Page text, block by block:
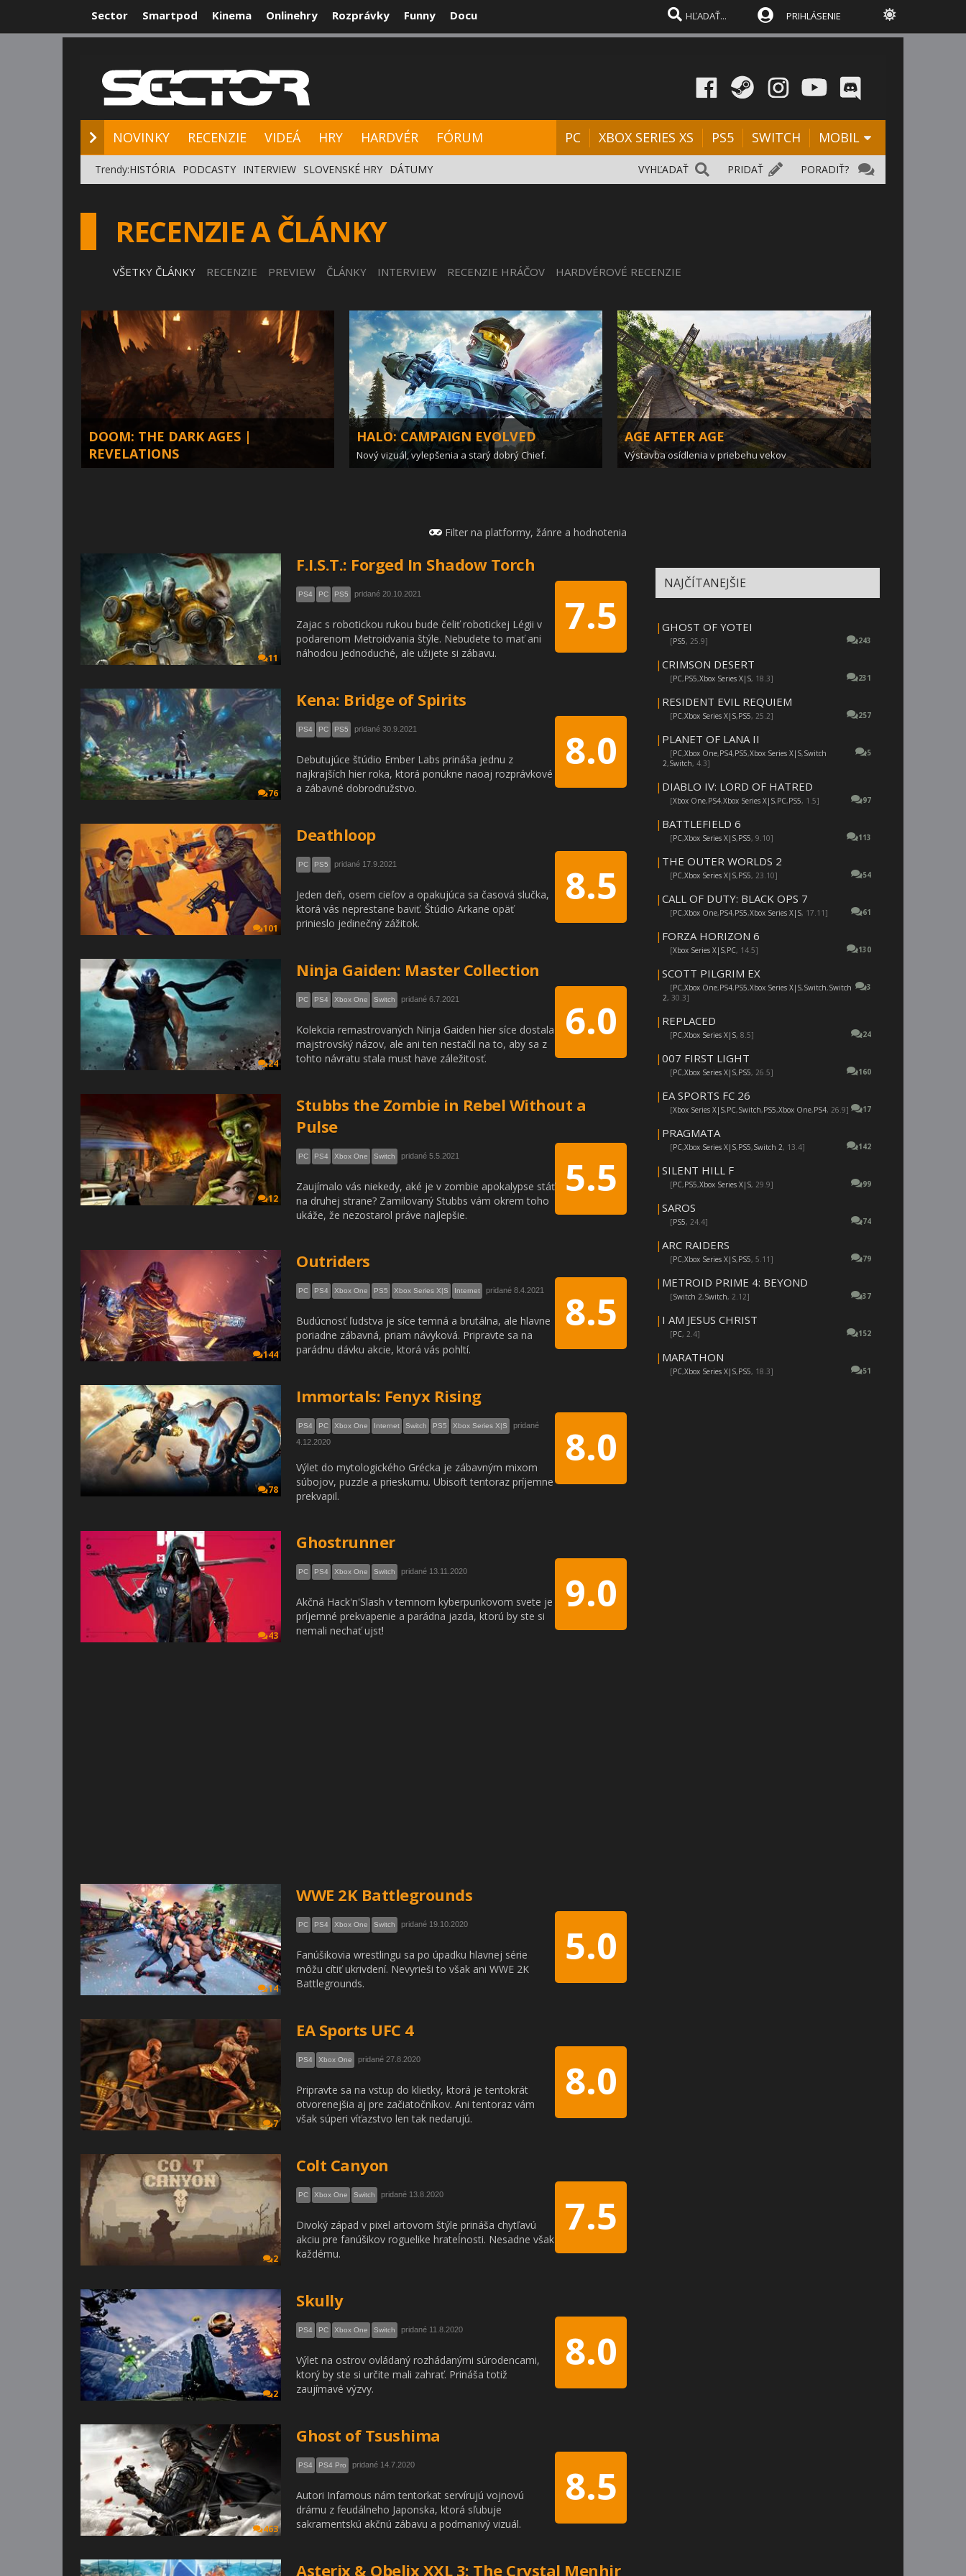
Sector Smartpod Kinema Onlinehry Rozprávky Funny Docu PRIHLÁSENIE
NOVINKY RECENZIE VIDEÁ HRY HARDVÉR FÓRUM PC XBOX SERIES XS PS5 SWITCH MOBIL
PORADIŤ?
PRIDAŤ
VYHĽADAŤ
Trendy:HISTÓRIA PODCASTY INTERVIEW SLOVENSKÉ HRY DÁTUMY
RECENZIE A ČLÁNKY
VŠETKY ČLÁNKY RECENZIE PREVIEW ČLÁNKY INTERVIEW RECENZIE HRÁČOV HARDVÉROVÉ RECENZIE
DOOM: THE DARK AGES |
REVELATIONS
Toto leto zamrzlo peklo
HALO: CAMPAIGN EVOLVED
Nový vizuál, vylepšenia a starý dobrý Chief.
AGE AFTER AGE
Výstavba osídlenia v priebehu vekov
Filter na platformy, žánre a hodnotenia
11
F.I.S.T.: Forged In Shadow Torch
7.5
PS4 PC PS5 pridané 20.10.2021
Zajac s robotickou rukou bude čeliť robotickej Légii v
podarenom Metroidvania štýle. Nebudete to mať ani
náhodou jednoduché, ale užijete si zábavu.
76
Kena: Bridge of Spirits
8.0
PS4 PC PS5 pridané 30.9.2021
Debutujúce štúdio Ember Labs prináša jednu z
najkrajších hier roka, ktorá ponúkne naoaj rozprávkové
a zábavné dobrodružstvo.
101
Deathloop
8.5
PC PS5 pridané 17.9.2021
Jeden deň, osem cieľov a opakujúca sa časová slučka,
ktorá vás neprestane baviť. Štúdio Arkane opäť
prinieslo jedinečný zážitok.
24
Ninja Gaiden: Master Collection
6.0
PC PS4 Xbox One Switch pridané 6.7.2021
Kolekcia remastrovaných Ninja Gaiden hier síce dostala
majstrovský názov, ale ani ten nestačil na to, aby sa z
tohto návratu stala must have záležitosť.
12
Stubbs the Zombie in Rebel Without a
Pulse
5.5
PC PS4 Xbox One Switch pridané 5.5.2021
Zaujímalo vás niekedy, aké je v zombie apokalypse stáť
na druhej strane? Zamilovaný Stubbs vám okrem toho
ukáže, že nezostarol práve najlepšie.
144
Outriders
8.5
PC PS4 Xbox One PS5 Xbox Series X|S Internet pridané 8.4.2021
Budúcnosť ľudstva je síce temná a brutálna, ale hlavne
poriadne zábavná, priam návyková. Pripravte sa na
parádnu dávku akcie, ktorá vás pohltí.
78
Immortals: Fenyx Rising
8.0
PS4 PC Xbox One Internet Switch PS5 Xbox Series X|S
pridané
4.12.2020
Výlet do mytologického Grécka je zábavným mixom
súbojov, puzzle a prieskumu. Ubisoft tentoraz príjemne
prekvapil.
43
Ghostrunner
9.0
PC PS4 Xbox One Switch pridané 13.11.2020
Akčná Hack'n'Slash v temnom kyberpunkovom svete je
príjemné prekvapenie a parádna jazda, ktorú by ste si
nemali nechať ujsť!
14
WWE 2K Battlegrounds
5.0
PC PS4 Xbox One Switch pridané 19.10.2020
Fanúšikovia wrestlingu sa po úpadku hlavnej série
môžu cítiť ukrivdení. Nevyrieši to však ani WWE 2K
Battlegrounds.
7
EA Sports UFC 4
8.0
PS4 Xbox One pridané 27.8.2020
Pripravte sa na vstup do klietky, ktorá je tentokrát
otvorenejšia aj pre začiatočníkov. Ani tentoraz vám
však súperi víťazstvo len tak nedarujú.
2
Colt Canyon
7.5
PC Xbox One Switch pridané 13.8.2020
Divoký západ v pixel artovom štýle prináša chytľavú
akciu pre fanúšikov roguelike hrateĺnosti. Nesadne však
každému.
2
Skully
8.0
PS4 PC Xbox One Switch pridané 11.8.2020
Výlet na ostrov ovládaný rozhádanými súrodencami,
ktorý by ste si určite mali zahrať. Prináša totiž
zaujímavé výzvy.
463
Ghost of Tsushima
8.5
PS4 PS4 Pro pridané 14.7.2020
Autori Infamous nám tentorkat servírujú vojnovú
drámu z feudálneho Japonska, ktorá sľubuje
sakramentskú akčnú zábavu a podmanivý vizuál.
Asterix & Obelix XXL 3: The Crystal Menhir
NAJČÍTANEJŠIE
| GHOST OF YOTEI
243
[PS5, 25.9]
| CRIMSON DESERT
231
[PC,PS5,Xbox Series X|S, 18.3]
| RESIDENT EVIL REQUIEM
257
[PC,Xbox Series X|S,PS5, 25.2]
| PLANET OF LANA II
5
[PC,Xbox One,PS4,PS5,Xbox Series X|S,Switch
2,Switch, 4.3]
| DIABLO IV: LORD OF HATRED
97
[Xbox One,PS4,Xbox Series X|S,PC,PS5, 1.5]
| BATTLEFIELD 6
113
[PC,Xbox Series X|S,PS5, 9.10]
| THE OUTER WORLDS 2
54
[PC,Xbox Series X|S,PS5, 23.10]
| CALL OF DUTY: BLACK OPS 7
61
[PC,Xbox One,PS4,PS5,Xbox Series X|S, 17.11]
| FORZA HORIZON 6
130
[Xbox Series X|S,PC, 14.5]
| SCOTT PILGRIM EX
3
[PC,Xbox One,PS4,PS5,Xbox Series X|S,Switch,Switch
2, 30.3]
| REPLACED
24
[PC,Xbox Series X|S, 8.5]
| 007 FIRST LIGHT
160
[PC,Xbox Series X|S,PS5, 26.5]
| EA SPORTS FC 26
17
[Xbox Series X|S,PC,Switch,PS5,Xbox One,PS4, 26.9]
| PRAGMATA
142
[PC,Xbox Series X|S,PS5,Switch 2, 13.4]
| SILENT HILL F
99
[PC,PS5,Xbox Series X|S, 29.9]
| SAROS
74
[PS5, 24.4]
| ARC RAIDERS
79
[PC,Xbox Series X|S,PS5, 5.11]
| METROID PRIME 4: BEYOND
37
[Switch 2,Switch, 2.12]
| I AM JESUS CHRIST
152
[PC, 2.4]
| MARATHON
51
[PC,Xbox Series X|S,PS5, 18.3]